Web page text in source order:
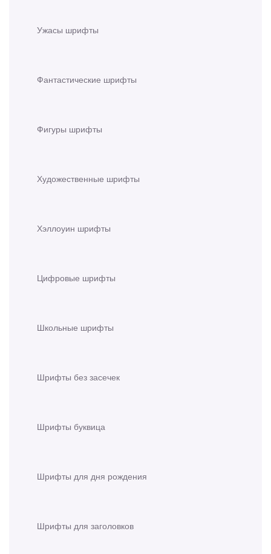
Ужасы шрифты
Фантастические шрифты
Фигуры шрифты
Художественные шрифты
Хэллоуин шрифты
Цифровые шрифты
Школьные шрифты
Шрифты без засечек
Шрифты буквица
Шрифты для дня рождения
Шрифты для заголовков